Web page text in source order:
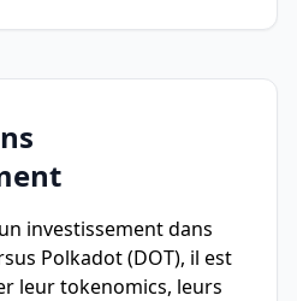
investissement dans
Polkadot (DOT), il est
leur tokenomics, leurs